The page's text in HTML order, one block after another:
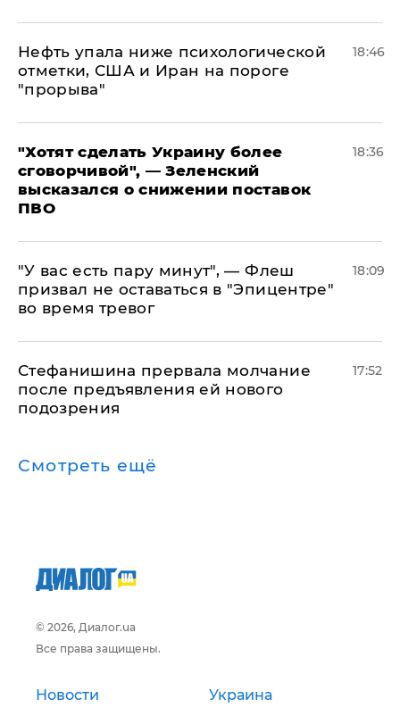
Нефть упала ниже психологической
отметки, США и Иран на пороге
"прорыва"
18:46
​"Хотят сделать Украину более
сговорчивой", — Зеленский
высказался о снижении поставок
ПВО
18:36
​"У вас есть пару минут", — Флеш
призвал не оставаться в "Эпицентре"
во время тревог
18:09
Стефанишина прервала молчание
после предъявления ей нового
подозрения
17:52
Смотреть ещё
© 2026, Диалог.ua
Все права защищены.
Новости Украина